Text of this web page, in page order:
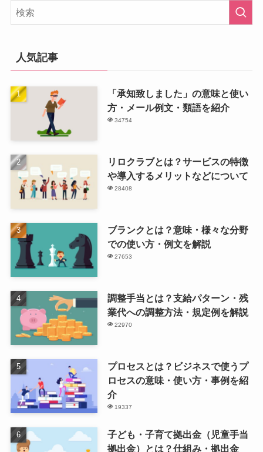
人気記事
「承知致しました」の意味と使い
方・メール例文・類語を紹介
34754
リロクラブとは？サービスの特徴
や導入するメリットなどについて
28408
ブランクとは？意味・様々な分野
での使い方・例文を解説
27653
調整手当とは？支給パターン・残
業代への調整方法・規定例を解説
22970
プロセスとは？ビジネスで使うプ
ロセスの意味・使い方・事例を紹
介
19337
子ども・子育て拠出金（児童手当
拠出金）とは？仕組み・拠出金